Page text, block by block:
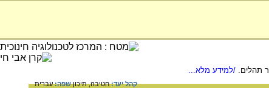
תהלים. /למידע מלא...
קהל יעד:חטיבה,תיכוןשפה:עברית